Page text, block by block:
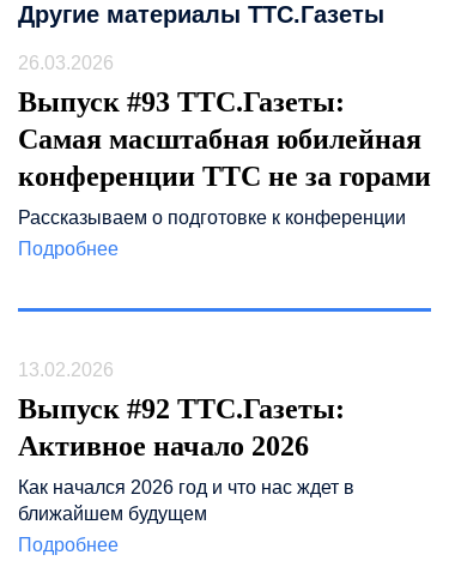
Другие материалы ТТС.Газеты
26.03.2026
Выпуск #93 ТТС.Газеты:
Самая масштабная юбилейная
конференции ТТС не за горами
Рассказываем о подготовке к конференции
Подробнее
13.02.2026
Выпуск #92 ТТС.Газеты:
Активное начало 2026
Как начался 2026 год и что нас ждет в
ближайшем будущем
Подробнее